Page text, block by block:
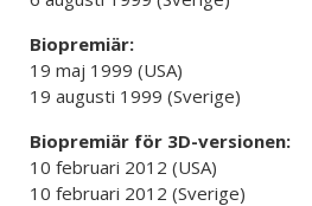
Biopremiär:
19 maj 1999 (USA)
19 augusti 1999 (Sverige)
Biopremiär för 3D-versionen:
10 februari 2012 (USA)
10 februari 2012 (Sverige)